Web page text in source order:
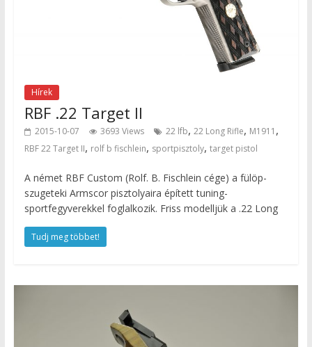
Hírek
RBF .22 Target II
2015-10-07 3693 Views 22 lfb, 22 Long Rifle, M1911 ,
RBF 22 Target II, rolf b fischlein, sportpisztoly, target pistol
A német RBF Custom (Rolf. B. Fischlein cége) a fülöp-
szugeteki Armscor pisztolyaira épített tuning-
sportfegyverekkel foglalkozik. Friss modelljük a .22 Long
Tudj meg többet!